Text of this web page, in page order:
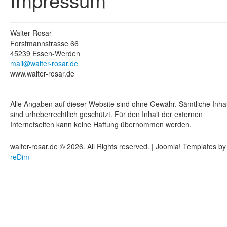
Walter Rosar
Forstmannstrasse 66
45239 Essen-Werden
mail@walter-rosar.de
www.walter-rosar.de
Alle Angaben auf dieser Website sind ohne Gewähr. Sämtliche
sind urheberrechtlich geschützt. Für den Inhalt der externen
Internetseiten kann keine Haftung übernommen werden.
walter-rosar.de © 2026. All Rights reserved. | Joomla! Templates by
reDim